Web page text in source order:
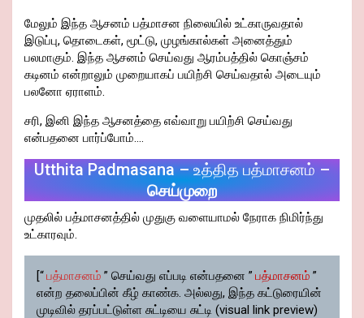
மேலும் இந்த ஆசனம் பத்மாசன நிலையில் உட்காருவதால்
இடுப்பு, தொடைகள், மூட்டு, முழங்கால்கள் அனைத்தும்
பலமாகும். இந்த ஆசனம் செய்வது ஆரம்பத்தில் கொஞ்சம்
கடினம் என்றாலும் முறையாகப் பயிற்சி செய்வதால் அடையும்
பலனோ ஏராளம்.
சரி, இனி இந்த ஆசனத்தை எவ்வாறு பயிற்சி செய்வது
என்பதனை பார்ப்போம்….
Utthita Padmasana – உத்தித பத்மாசனம் –
செய்முறை
முதலில் பத்மாசனத்தில் முதுகு வளையாமல் நேராக நிமிர்ந்து
உட்காரவும்.
[“பத்மாசனம் ” செய்வது எப்படி என்பதனை ” பத்மாசனம் ”
என்ற தலைப்பின் கீழ் காண்க. அல்லது, இந்த கட்டுரையின்
முடிவில் தரப்பட்டுள்ள சுட்டியை சுட்டி (visual link preview)